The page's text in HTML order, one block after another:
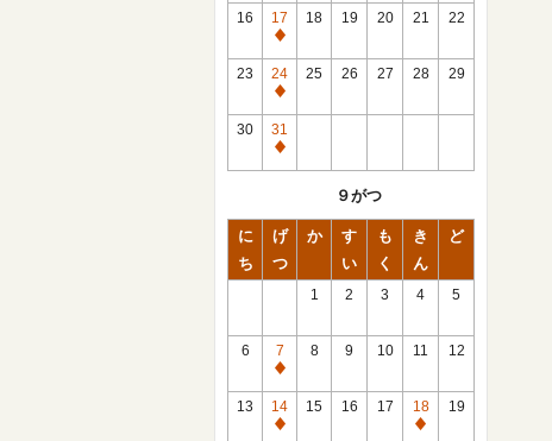
館
日
16
17
休
館
日
18 19 20 21 22
23
24
休
館
日
25 26 27 28 29
30
31
休
９がつ
に
ち
げ
つ
か
す
い
も
く
き
ん
ど
1 2 3 4 5
6
7
休
館
日
8 9 10 11 12
13
14
休
15 16 17
18
休
19